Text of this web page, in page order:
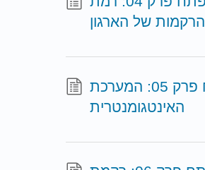
הרקמות של הארגון
מונחי מפתח פרק 05: המערכת
האינטגומנטרית